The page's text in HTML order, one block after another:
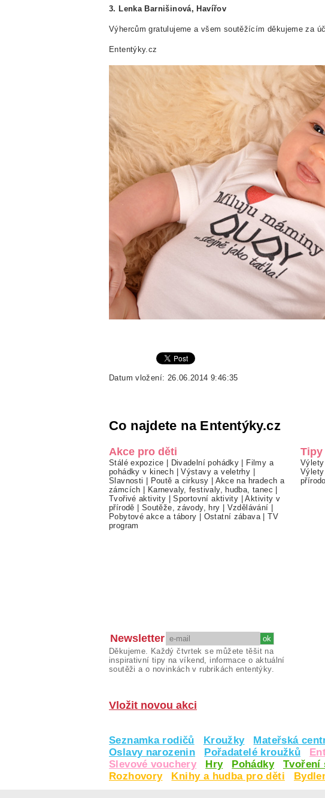
3. Lenka Barnišinová, Havířov
Výhercům gratulujeme a všem soutěžícím děkujeme za
Ententýky.cz
Datum vložení: 26.06.2014 9:46:35
Co najdete na Ententýky.cz
Akce pro děti
Stálé expozice | Divadelní pohádky | Filmy a
pohádky v kinech |Výstavy a veletrhy |
Slavnosti | Poutě a cirkusy | Akce na hradech a
zámcích | Karnevaly, festivaly, hudba, tanec |
Tvořivé aktivity |Sportovní aktivity |Aktivity v
přírodě | Soutěže, závody, hry | Vzdělávání |
Pobytové akce a tábory | Ostatní zábava |TV
program
Tipy
Newsletter
Děkujeme. Každý čtvrtek se můžete těšit na
inspirativní tipy na víkend, informace o aktuální
soutěži a o novinkách v rubrikách ententýky.
Vložit novou akci
Seznamka rodičů Kroužky Mateřská
Oslavy narozenin
Pořadatelé kroužků
Slevové vouchery
Hry Pohádky Tvoření
Rozhovory
Knihy a hudba pro děti